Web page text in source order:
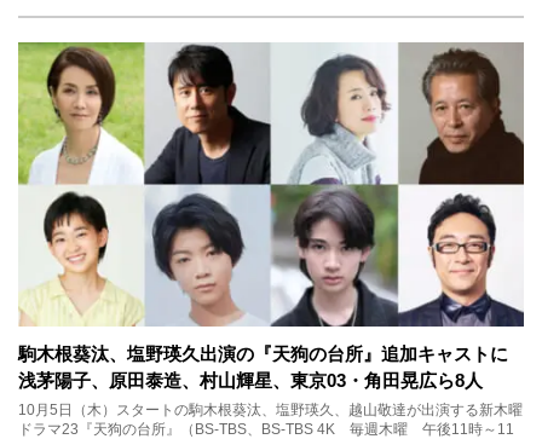
駒木根葵汰、塩野瑛久出演の『天狗の台所』追加キャストに
浅茅陽子、原田泰造、村山輝星、東京03・角田晃広ら8人
10月5日（木）スタートの駒木根葵汰、塩野瑛久、越山敬達が出演する新木曜
ドラマ23『天狗の台所』（BS-TBS、BS-TBS 4K 毎週木曜 午後11時～11